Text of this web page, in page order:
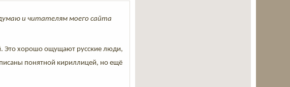
и читателям моего сайта
Это хорошо ощущают русские люди,
понятной кириллицей, но ещё